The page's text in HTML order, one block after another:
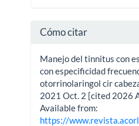
Cómo citar
Manejo del tinnitus con
con especificidad
otorrinolaringol cir
2021 Oct. 2 [cited 2026
Available from:
https://